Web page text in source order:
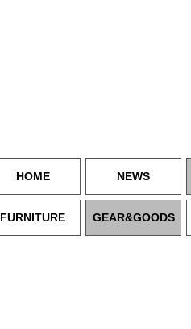
HOME NEWS
FURNITURE GEAR&GOODS